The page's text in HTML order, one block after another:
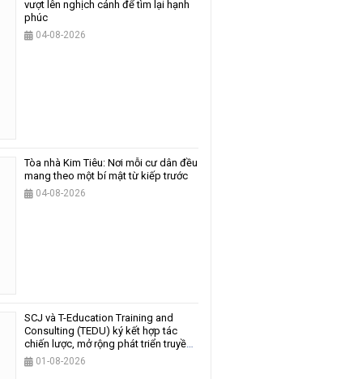
vượt lên nghịch cảnh để tìm lại hạnh
phúc
04-08-2026
Tòa nhà Kim Tiêu: Nơi mỗi cư dân đều
mang theo một bí mật từ kiếp trước
04-08-2026
SCJ và T-Education Training and
Consulting (TEDU) ký kết hợp tác
chiến lược, mở rộng phát triển truyền
thông và giáo dục
01-08-2026